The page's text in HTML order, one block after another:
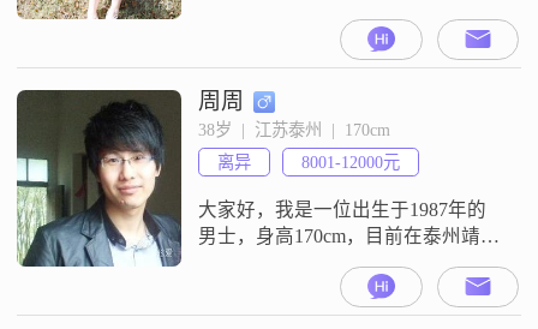
周周
38岁  |  江苏泰州  |  170cm
离异
8001-12000元
大家好，我是一位出生于1987年的
男士，身高170cm，目前在泰州靖江
工作。我的月收入在9000，拥有大
学本科学历。之人。极度坦诚之
人，才是真正的高手，他们所有东